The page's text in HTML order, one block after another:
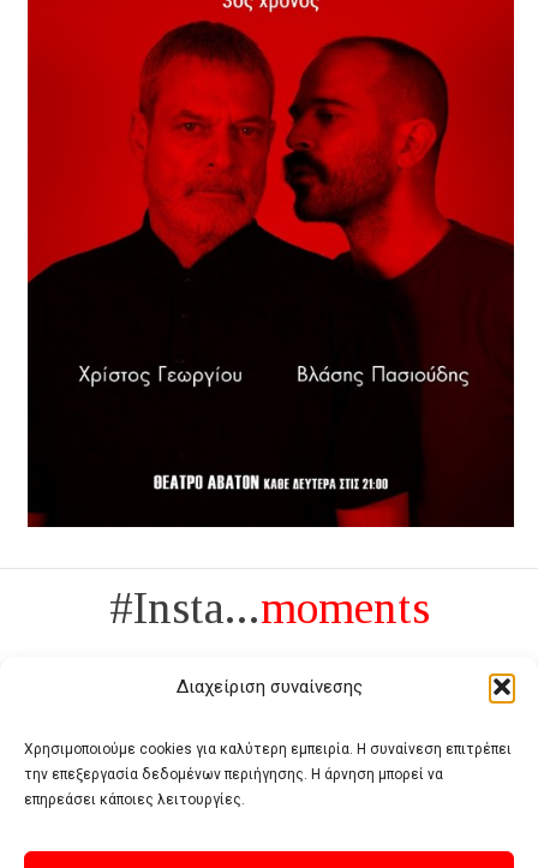
Διαχείριση συναίνεσης
Χρησιμοποιούμε cookies για καλύτερη εμπειρία. Η συναίνεση επιτρέπει
την επεξεργασία δεδομένων περιήγησης. Η άρνηση μπορεί να
επηρεάσει κάποιες λειτουργίες.
#Insta...moments
Πολυτέλεια δεν είναι το αντίθετο της ανέχειας, είναι το αντίθετο της